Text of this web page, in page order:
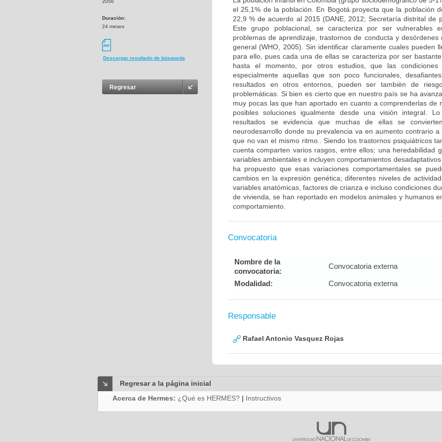
2056
Duración:
24 meses
Descargar resultado de búsqueda
Regresar
el 25,1% de la población. En Bogotá proyecta que la población
22,9 % de acuerdo al 2015 (DANE, 2012; Secretaría distrital de
Este grupo poblacional, se caracteriza por ser vulnerables
problemas de aprendizaje, trastornos de conducta y desórdenes
general (WHO, 2005). Sin identificar claramente cuales pueden
para ello, pues cada una de ellas se caracteriza por ser
hasta el momento, por otros estudios, que las condiciones
especialmente aquellas que son poco funcionales,
resultados en otros entornos, pueden ser tambièn de
problemáticas. Si bien es cierto que en nuestro paí­s se ha
muy pocas las que han aportado en cuanto a comprenderlas de
posibles soluciones igualmente desde una visión integral.
resultados se evidencia que muchas de ellas se
neurodesarrollo donde su prevalencia va en aumento contrario
que no van el mismo ritmo.. Siendo los trastornos psiquiátricos
cuenta comparten varios rasgos, entre ellos; una heredabilidad
variables ambientales e incluyen comportamientos
ha propuesto que esas variaciones comportamentales se
cambios en la expresión genética; diferentes niveles de
variables anatómicas, factores de crianza e incluso condiciones
de vivienda, se han reportado en modelos animales y humanos
comportamiento.
Convocatoria
Nombre de la
convocatoria:
Convocatoria externa
Modalidad: Convocatoria externa
Responsable
Rafael Antonio Vasquez Rojas
Regresar a la página inicial
Acerca de Hermes: ¿Qué es HERMES? | Instructivos